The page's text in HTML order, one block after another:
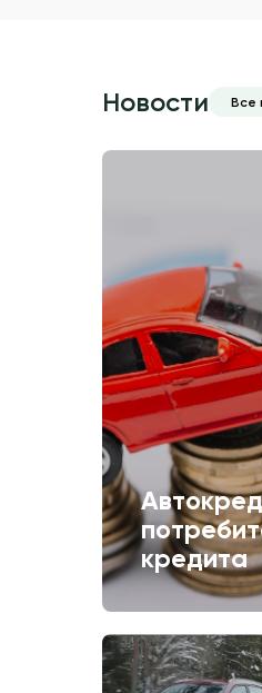
Новости Все
кредита